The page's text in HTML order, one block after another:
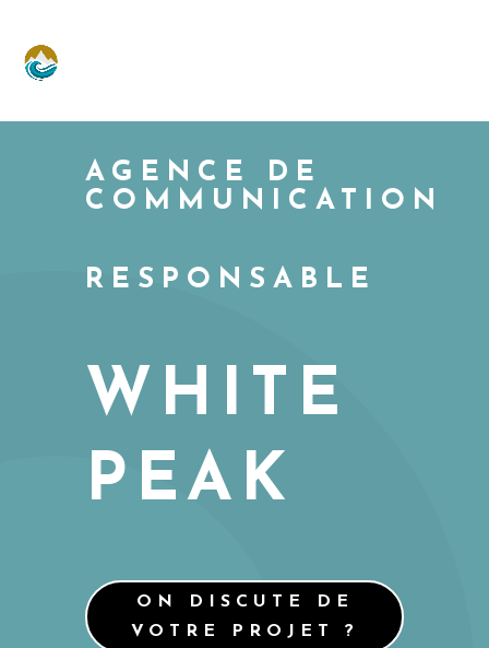
AGENCE DE
COMMUNICATION
RESPONSABLE
WHITE
PEAK
ON DISCUTE DE
VOTRE PROJET ?